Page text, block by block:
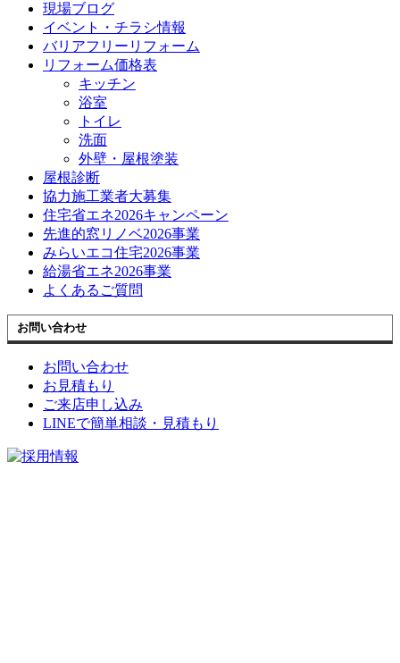
現場ブログ
イベント・チラシ情報
バリアフリーリフォーム
リフォーム価格表
キッチン
浴室
トイレ
洗面
外壁・屋根塗装
屋根診断
協力施工業者大募集
住宅省エネ2026キャンペーン
先進的窓リノベ2026事業
みらいエコ住宅2026事業
給湯省エネ2026事業
よくあるご質問
お問い合わせ
お問い合わせ
お見積もり
ご来店申し込み
LINEで簡単相談・見積もり